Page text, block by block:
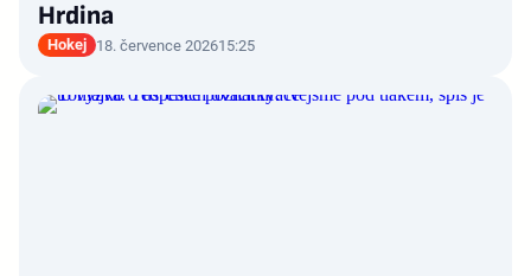
Hrdina
Hokej 18. července 202615:25